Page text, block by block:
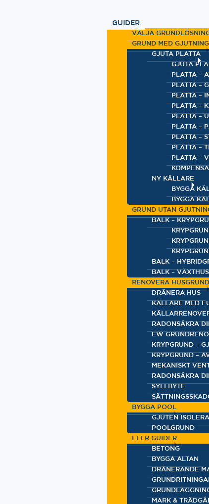
GUIDER
VÄLJA
GRUND MED GJUTNING
GJUTA PLATTA
GJUTA
PLATTA –
PLATTA –
PLATTA –
PLATTA –
PLATTA –
PLATTA –
PLATTA –
PLATTA –
PLATTA –
NY KÄLLARE
BYGGA
BYGGA
GRUND UTAN
BALK –
BALK –
BALK – VÄXTHUS
RENOVERA HUSGRUND
DRÄNERA HUS
KÄLLARE MED
RADONSÄKRA
EW
KRYPGRUND –
KRYPGRUND –
MEKANISKT
RADONSÄKRA
SYLLBYTE
BYGGA POOL
GJUTEN
POOLGRUND
FLER GUIDER
BETONG
BYGGA ALTAN
DRÄNERANDE
MARK &